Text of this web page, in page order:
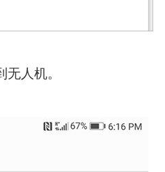
:"DoRebootWifi"}